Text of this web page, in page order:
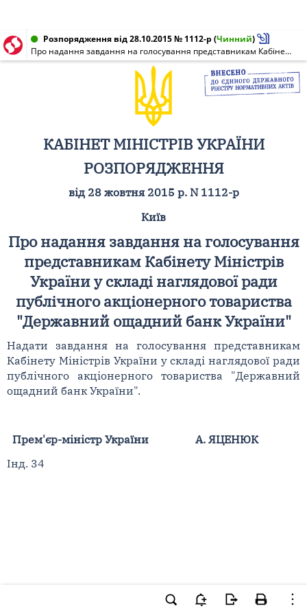
Розпорядження від 28.10.2015 № 1112-р (Чинний)
Про надання завдання на голосування представникам Кабінету Міністрів України у складі наглядової ради публічного акціонерного товариства "Державний ощадний банк України"